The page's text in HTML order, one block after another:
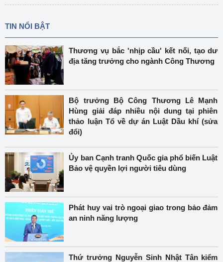
TIN NỔI BẬT
Thương vụ bắc 'nhịp cầu' kết nối, tạo dư
địa tăng trưởng cho ngành Công Thương
Bộ trưởng Bộ Công Thương Lê Mạnh
Hùng giải đáp nhiều nội dung tại phiên
thảo luận Tổ về dự án Luật Dầu khí (sửa
đổi)
Ủy ban Cạnh tranh Quốc gia phổ biến Luật
Bảo vệ quyền lợi người tiêu dùng
Phát huy vai trò ngoại giao trong bảo đảm
an ninh năng lượng
Thứ trưởng Nguyễn Sinh Nhật Tân kiểm